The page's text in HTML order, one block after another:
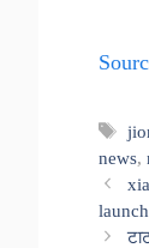
news,